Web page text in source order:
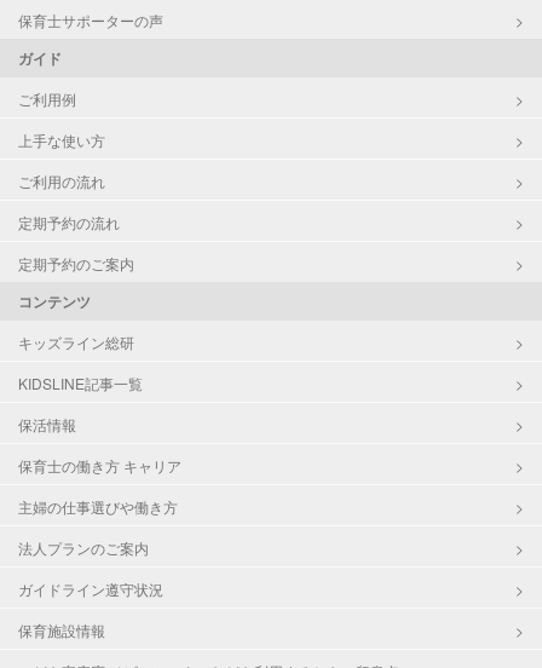
保育士サポーターの声
ガイド
ご利用例
上手な使い方
ご利用の流れ
定期予約の流れ
定期予約のご案内
コンテンツ
キッズライン総研
KIDSLINE記事一覧
保活情報
保育士の働き方 キャリア
主婦の仕事選びや働き方
法人プランのご案内
ガイドライン遵守状況
保育施設情報